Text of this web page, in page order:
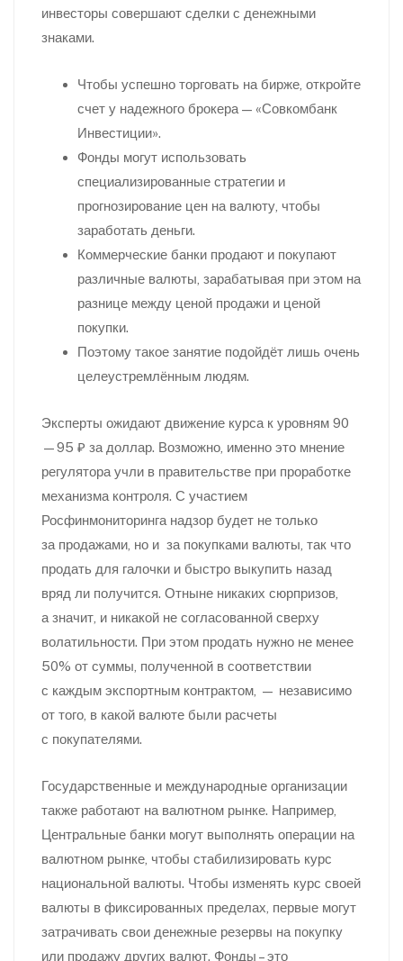
инвесторы совершают сделки с денежными
знаками.
Чтобы успешно торговать на бирже, откройте
счет у надежного брокера — «Совкомбанк
Инвестиции».
Фонды могут использовать
специализированные стратегии и
прогнозирование цен на валюту, чтобы
заработать деньги.
Коммерческие банки продают и покупают
различные валюты, зарабатывая при этом на
разнице между ценой продажи и ценой
покупки.
Поэтому такое занятие подойдёт лишь очень
целеустремлённым людям.
Эксперты ожидают движение курса к уровням 90
—95 ₽ за доллар. Возможно, именно это мнение
регулятора учли в правительстве при проработке
механизма контроля. С участием
Росфинмониторинга надзор будет не только
за продажами, но и за покупками валюты, так что
продать для галочки и быстро выкупить назад
вряд ли получится. Отныне никаких сюрпризов,
а значит, и никакой не согласованной сверху
волатильности. При этом продать нужно не менее
50% от суммы, полученной в соответствии
с каждым экспортным контрактом, — независимо
от того, в какой валюте были расчеты
с покупателями.
Государственные и международные организации
также работают на валютном рынке. Например,
Центральные банки могут выполнять операции на
валютном рынке, чтобы стабилизировать курс
национальной валюты. Чтобы изменять курс своей
валюты в фиксированных пределах, первые могут
затрачивать свои денежные резервы на покупку
или продажу других валют. Фонды – это